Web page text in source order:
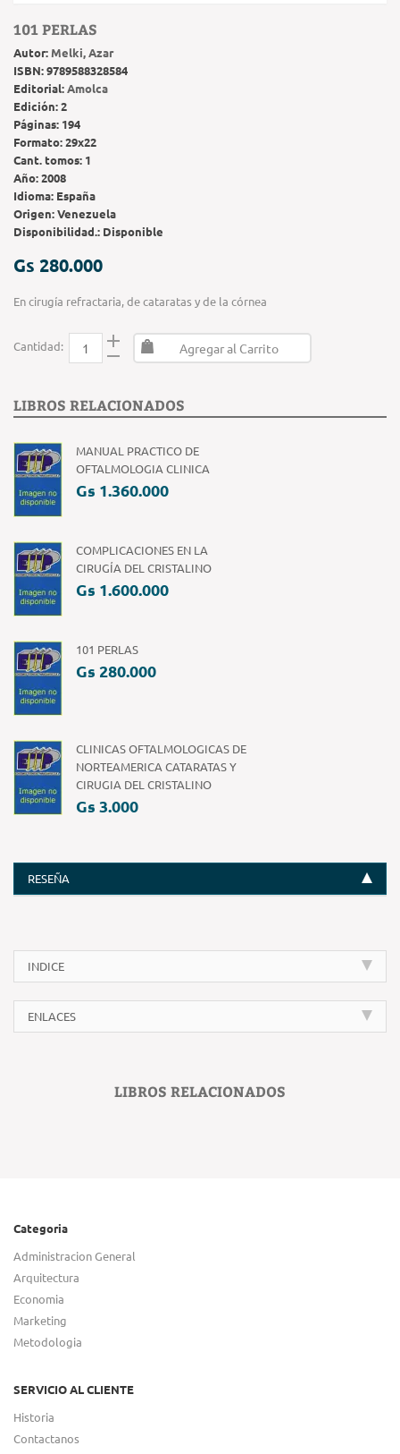
101 PERLAS
Autor: Melki, Azar
ISBN:9789588328584
Editorial:Amolca
Edición:2
Páginas: 194
Formato:29x22
Cant. tomos: 1
Año:2008
Idioma: España
Origen:Venezuela
Disponibilidad.: Disponible
Gs 280.000
En cirugía refractaria, de cataratas y de la córnea
Cantidad: Agregar al Carrito
LIBROS RELACIONADOS
MANUAL PRACTICO DE
OFTALMOLOGIA CLINICA
Gs 1.360.000
COMPLICACIONES EN LA
CIRUGÍA DEL CRISTALINO
Gs 1.600.000
101 PERLAS
Gs 280.000
CLINICAS OFTALMOLOGICAS DE
NORTEAMERICA CATARATAS Y
CIRUGIA DEL CRISTALINO
Gs 3.000
RESEÑA
INDICE
ENLACES
LIBROS RELACIONADOS
Categoria
Administracion General
Arquitectura
Economia
Marketing
Metodologia
SERVICIO AL CLIENTE
Historia
Contactanos